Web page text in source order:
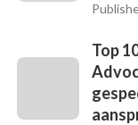
Top